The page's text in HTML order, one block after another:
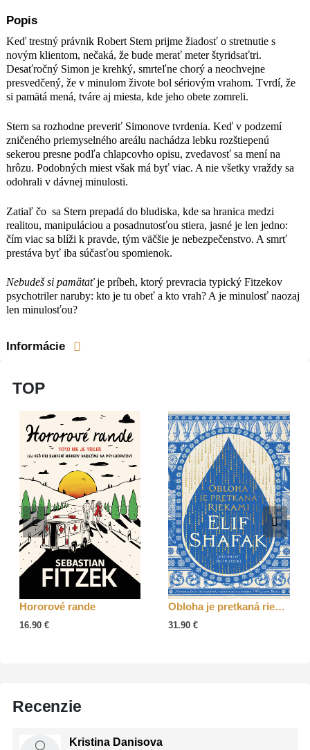
Popis
Keď trestný právnik Robert Stern prijme žiadosť o stretnutie s
novým klientom, nečaká, že bude merať meter štyridsaťtri.
Desaťročný Simon je krehký, smrteľne chorý a neochvejne
presvedčený, že v minulom živote bol sériovým vrahom. Tvrdí, že
si pamätá mená, tváre aj miesta, kde jeho obete zomreli.
Stern sa rozhodne preveriť Simonove tvrdenia. Keď v podzemí
zničeného priemyselného areálu nachádza lebku rozštiepenú
sekerou presne podľa chlapcovho opisu, zvedavosť sa mení na
hrôzu. Podobných miest však má byť viac. A nie všetky vraždy sa
odohrali v dávnej minulosti.
Zatiaľ čo sa Stern prepadá do bludiska, kde sa hranica medzi
realitou, manipuláciou a posadnutosťou stiera, jasné je len jedno:
čím viac sa blíži k pravde, tým väčšie je nebezpečenstvo. A smrť
prestáva byť iba súčasťou spomienok.
Nebudeš si pamätaťje príbeh, ktorý prevracia typický Fitzekov
psychotriler naruby: kto je tu obeť a kto vrah? A je minulosť naozaj
len minulosťou?
Informácie
TOP
Hororové rande
16.90 €
Obloha je pretkaná riekami
31.90 €
Recenzie
Kristina Danisova